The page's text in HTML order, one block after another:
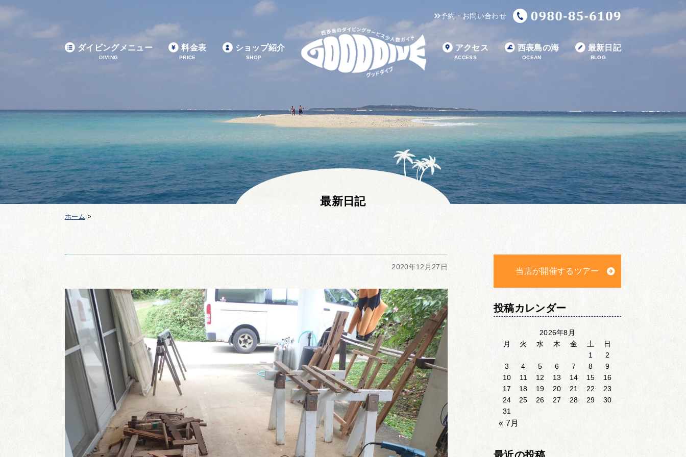
予約・お問い合わせ
ダイビングメニュー
DIVING
料金表
PRICE
ショップ紹介
SHOP
アクセス
ACCESS
西表島の海
OCEAN
最新日記
BLOG
最新日記
ホーム >
2020年12月27日 当店が開催するツアー
投稿カレンダー
2026年8月
月
火 水 木 金 土
日
1
2
3
4 5 6 7 8
9
10
11 12 13 14 15
16
17
18 19 20 21 22
23
24
25 26 27 28 29
30
31
« 7月